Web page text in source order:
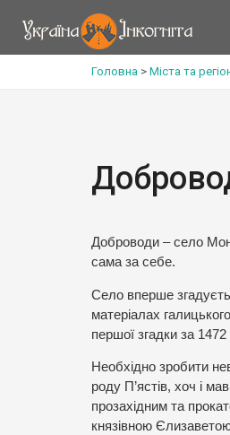
Головна > Міста та
Доброводи – село
сама за себе.
Село вперше
матеріалах
першої згадки за 1472
Необхідно зробити
роду П’ястів, хоч і
прозахідним та
князівною